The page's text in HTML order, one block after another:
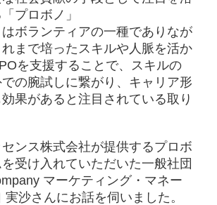
プロボノ」
はボランティアの一種でありなが
まで培ったスキルや人脈を活か
を支援することで、スキルの
の腕試しに繋がり、キャリア形
果があると注目されている取り
ンス株式会社が提供するプロボ
を受け入れていただいた一般社団
マーケティング・マネー
実沙さんにお話を伺いました。